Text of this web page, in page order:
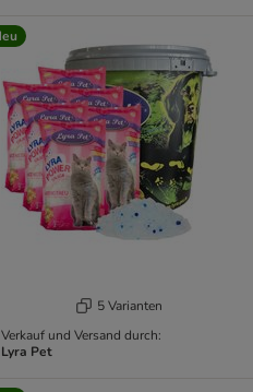
5 Varianten
Verkauf und Versand durch:
Lyra Pet